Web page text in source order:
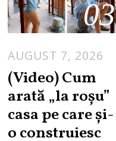
03
AUGUST 7, 2026
(Video) Cum
arată „la roşu”
casa pe care şi-
o construiesc